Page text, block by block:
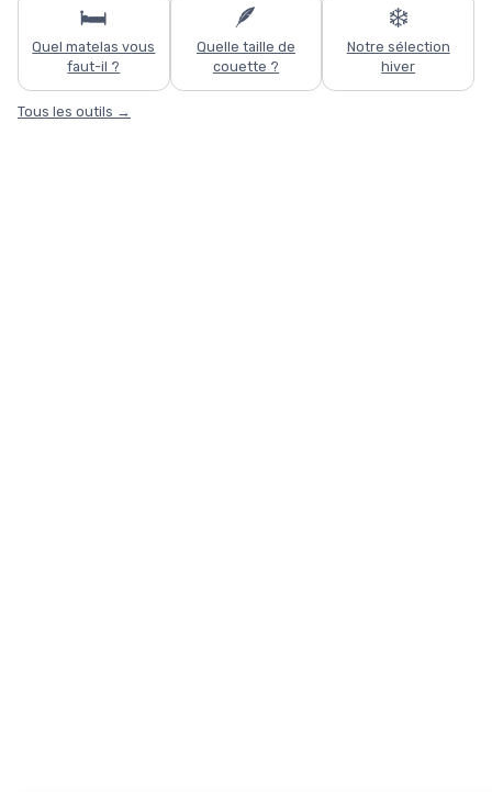
🛏️
Quel matelas vous
faut-il ?
🪶
Quelle taille de
couette ?
❄️
Notre sélection
hiver
Tous les outils →